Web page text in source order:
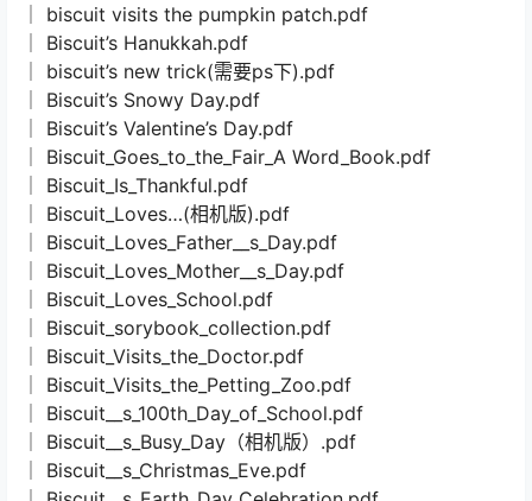
│ biscuit visits the pumpkin patch.pdf
│ Biscuit’s Hanukkah.pdf
│ biscuit’s new trick(需要ps下).pdf
│ Biscuit’s Snowy Day.pdf
│ Biscuit’s Valentine’s Day.pdf
│ Biscuit_Goes_to_the_Fair_A Word_Book.pdf
│ Biscuit_Is_Thankful.pdf
│ Biscuit_Loves…(相机版).pdf
│ Biscuit_Loves_Father__s_Day.pdf
│ Biscuit_Loves_Mother__s_Day.pdf
│ Biscuit_Loves_School.pdf
│ Biscuit_sorybook_collection.pdf
│ Biscuit_Visits_the_Doctor.pdf
│ Biscuit_Visits_the_Petting_Zoo.pdf
│ Biscuit__s_100th_Day_of_School.pdf
│ Biscuit__s_Busy_Day（相机版）.pdf
│ Biscuit__s_Christmas_Eve.pdf